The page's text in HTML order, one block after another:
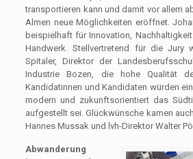
transportieren kann und damit vor allem
Almen neue Möglichkeiten eröffnet.
beispielhaft für Innovation,
Handwerk. Stellvertretend für die Jury
Spitaler, Direktor der
Industrie Bozen, die hohe Qualität
Kandidatinnen und Kandidaten würden
modern und zukunftsorientiert das
aufgestellt sei. Glückwünsche kamen
Hannes Mussak und lvh-Direktor Walter
Abwanderung